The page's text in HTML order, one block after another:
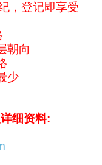
，登记即享受
朝向
少
细资料: